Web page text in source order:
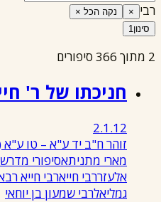
רבי ×
נקה הכל ×
סינון1
2 מתוך 366 סיפורים
חניכתו של ר'
2.1.12
זוהר ח"ב יד ע"א – טו ע"א
מארי מתניתאסיפורי
אלעזררבי חייארבי חייא
גמליאלרבי שמעון בן יוחאי